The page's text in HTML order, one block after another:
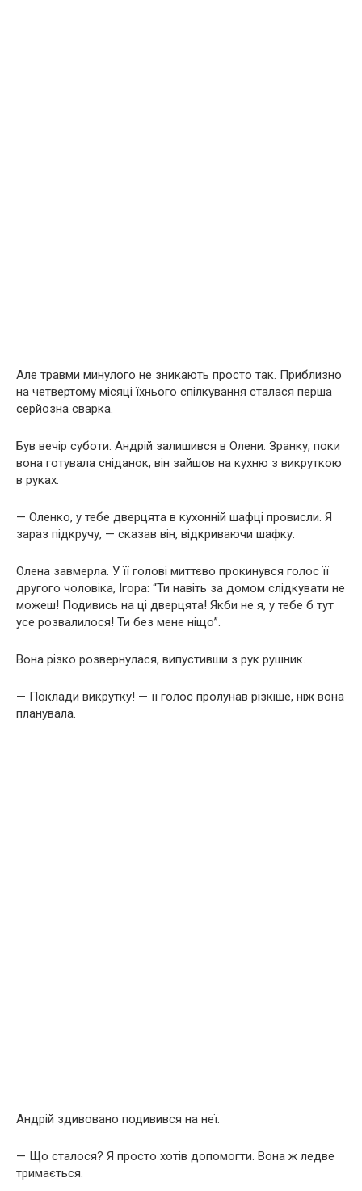
Але травми минулого не зникають просто так. Приблизно
на четвертому місяці їхнього спілкування сталася перша
серйозна сварка.
Був вечір суботи. Андрій залишився в Олени. Зранку, поки
вона готувала сніданок, він зайшов на кухню з викруткою
в руках.
— Оленко, у тебе дверцята в кухонній шафці провисли. Я
зараз підкручу, — сказав він, відкриваючи шафку.
Олена завмерла. У її голові миттєво прокинувся голос її
другого чоловіка, Ігора: “Ти навіть за домом слідкувати не
можеш! Подивись на ці дверцята! Якби не я, у тебе б тут
усе розвалилося! Ти без мене ніщо”.
Вона різко розвернулася, випустивши з рук рушник.
— Поклади викрутку! — її голос пролунав різкіше, ніж вона
планувала.
Андрій здивовано подивився на неї.
— Що сталося? Я просто хотів допомогти. Вона ж ледве
тримається.